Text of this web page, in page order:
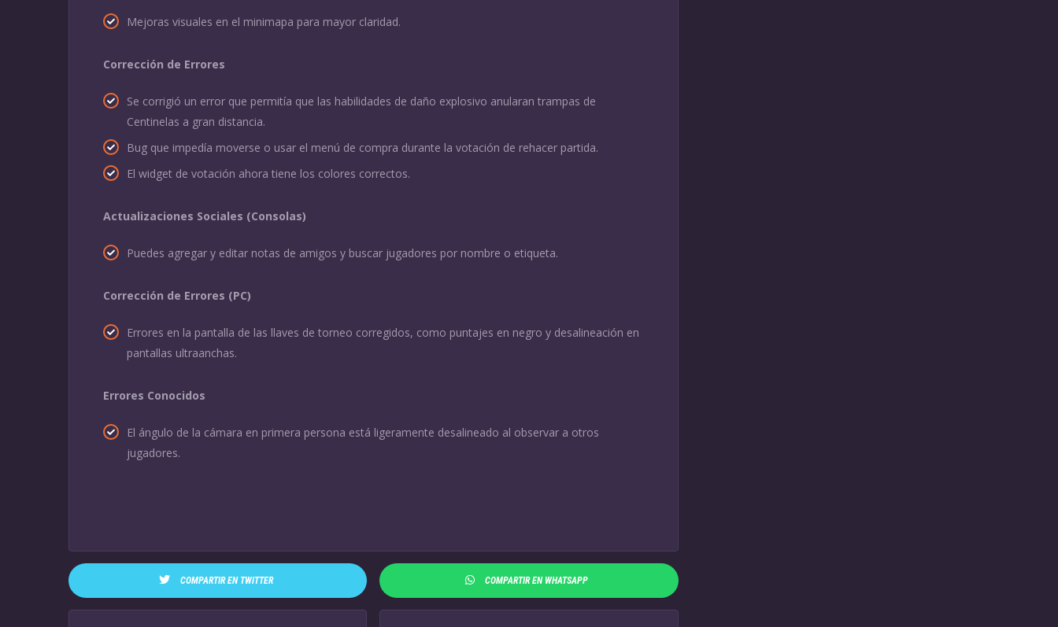
Mejoras visuales en el minimapa para mayor claridad.
Corrección de Errores
Se corrigió un error que permitía que las habilidades de daño explosivo anularan trampas de
Centinelas a gran distancia.
Bug que impedía moverse o usar el menú de compra durante la votación de rehacer partida.
El widget de votación ahora tiene los colores correctos.
Actualizaciones Sociales (Consolas)
Puedes agregar y editar notas de amigos y buscar jugadores por nombre o etiqueta.
Corrección de Errores (PC)
Errores en la pantalla de las llaves de torneo corregidos, como puntajes en negro y desalineación en
pantallas ultraanchas.
Errores Conocidos
El ángulo de la cámara en primera persona está ligeramente desalineado al observar a otros
jugadores.
COMPARTIR EN TWITTER COMPARTIR EN WHATSAPP